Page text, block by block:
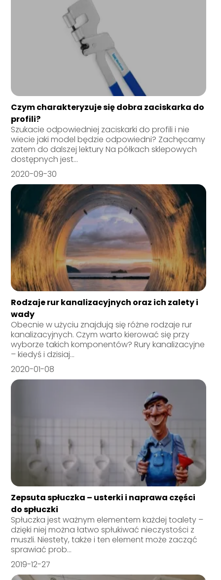
Czym charakteryzuje się dobra zaciskarka do
profili?
Szukacie odpowiedniej zaciskarki do profili i nie
wiecie jaki model będzie odpowiedni? Zachęcamy
zatem do dalszej lektury Na półkach sklepowych
dostępnych jest...
2020-09-30
Rodzaje rur kanalizacyjnych oraz ich zalety i
wady
Obecnie w użyciu znajdują się różne rodzaje rur
kanalizacyjnych. Czym warto kierować się przy
wyborze takich komponentów? Rury kanalizacyjne
– kiedyś i dzisiaj...
2020-01-08
Zepsuta spłuczka – usterki i naprawa części
do spłuczki
Spłuczka jest ważnym elementem każdej toalety –
dzięki niej można łatwo spłukiwać nieczystości z
muszli. Niestety, także i ten element może zacząć
sprawiać prob...
2019-12-27